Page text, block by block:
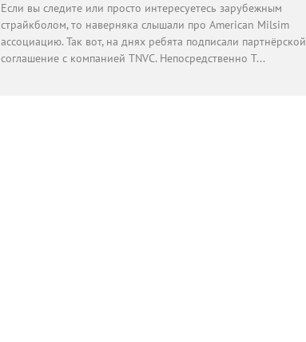
Если вы следите или просто интересуетесь зарубежным
страйкболом, то наверняка слышали про American Milsim
ассоциацию. Так вот, на днях ребята подписали партнёрской
соглашение с компанией TNVC. Непосредственно T...